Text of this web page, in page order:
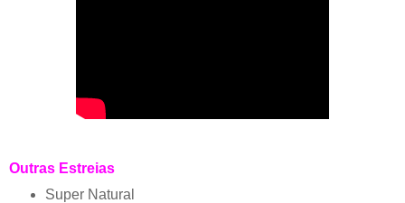
Outras Estreias
Super Natural